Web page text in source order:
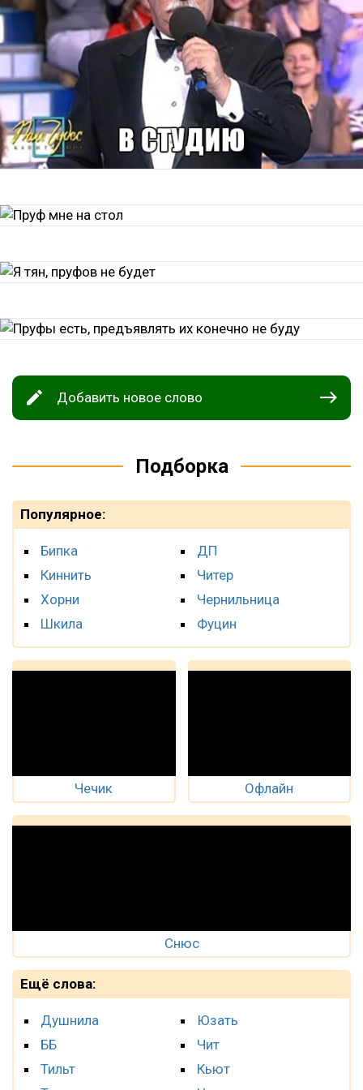
Добавить новое слово
Подборка
Популярное:
Бипка
Киннить
Хорни
Шкила
ДП
Читер
Чернильница
Фуцин
Чечик Офлайн
Снюс
Ещё слова:
Душнила
ББ
Тильт
Юзать
Чит
Кьют